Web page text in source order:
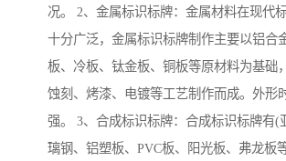
况。 2、金属标识标牌：金属材料在现代
十分广泛，金属标识标牌制作主要以铝合
板、冷板、钛金板、铜板等原材料为基础
蚀刻、烤漆、电镀等工艺制作而成。外形
强。 3、合成标识标牌：合成标识标牌有(
璃钢、铝塑板、PVC板、阳光板、弗龙板